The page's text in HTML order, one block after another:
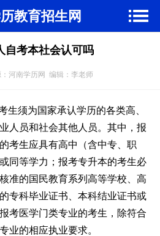
教育招生网
自考本社会认可吗
河南学历网 编辑：李老师
生须为国家承认学历的各类高、
人员和社会其他人员。其中，报
考生应具有高中（含中专、职
同等学力；报考专升本的考生必
准的国民教育系列高等学校、高
专科毕业证书、本科结业证书或
考医学门类专业的考生，除符合
业的相应执业要求。